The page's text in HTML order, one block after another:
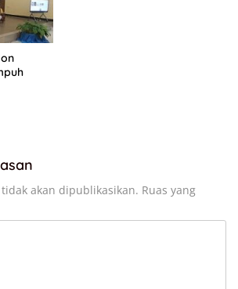
akan dipublikasikan. Ruas yang